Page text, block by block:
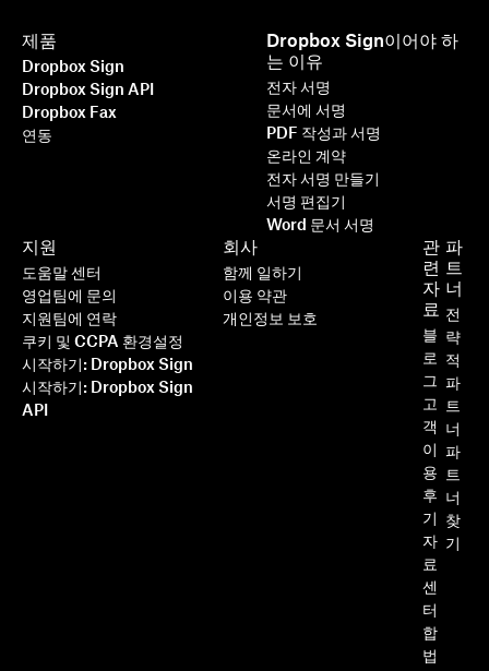
제품
Dropbox Sign
Dropbox Sign API
Dropbox Fax
연동
Dropbox Sign이어야 하
는 이유
전자 서명
문서에 서명
PDF 작성과 서명
온라인 계약
전자 서명 만들기
서명 편집기
Word 문서 서명
지원
도움말 센터
영업팀에 문의
지원팀에 연락
쿠키 및 CCPA 환경설정
시작하기: Dropbox Sign
시작하기: Dropbox Sign
API
관
련
자
료
블
로
그
고
객
이
용
후
기
자
료
센
터
합
법
파
트
너
전
략
적
파
트
너
파
트
너
찾
기
회사
함께 일하기
이용 약관
개인정보 보호